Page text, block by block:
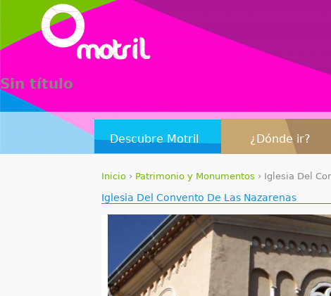
Sin título
Descubre Motril ¿Dónde ir?
S
n
Inicio › Patrimonio y Monumentos › Iglesia Del
Iglesia Del Convento De Las Nazarenas